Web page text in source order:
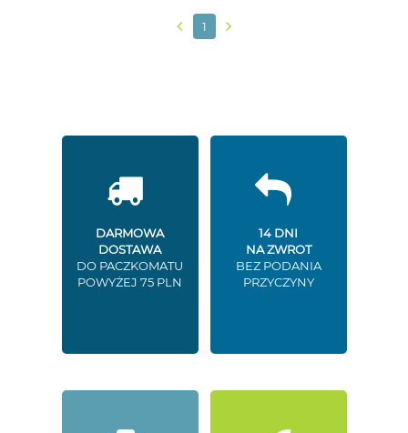
1
DARMOWA
DOSTAWA
DO PACZKOMATU
POWYŻEJ 75 PLN
14 DNI
NA ZWROT
BEZ PODANIA
PRZYCZYNY